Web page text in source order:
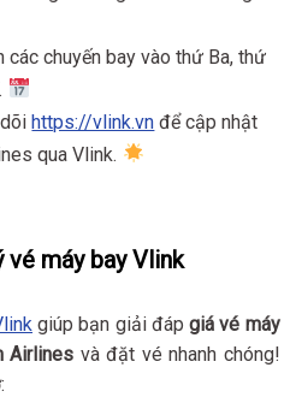
các chuyến bay vào thứ Ba, thứ
dõihttps://vlink.vn để cập nhật
qua Vlink.
vé máy bay Vlink
giúp bạn giải đápgiá vé máy
Airlines và đặt vé nhanh chóng!